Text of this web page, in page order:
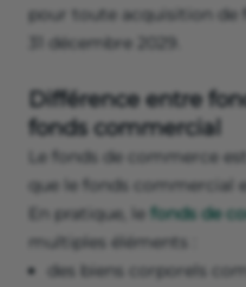
pour toute acquisition de
31 décembre 2029.
Différence entre
fonds commercial
Le fonds de commerce
que le fonds commercial
En pratique, le fonds de
multiples éléments :
des biens corporels